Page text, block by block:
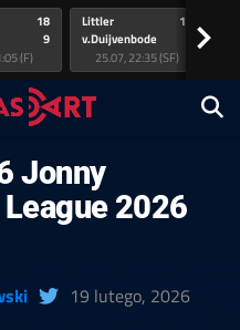
18
9
(F)
Littler
v.Duijvenbode
17
25.07, 22:35 (SF)
>
Jonny
2026
19 lutego, 2026